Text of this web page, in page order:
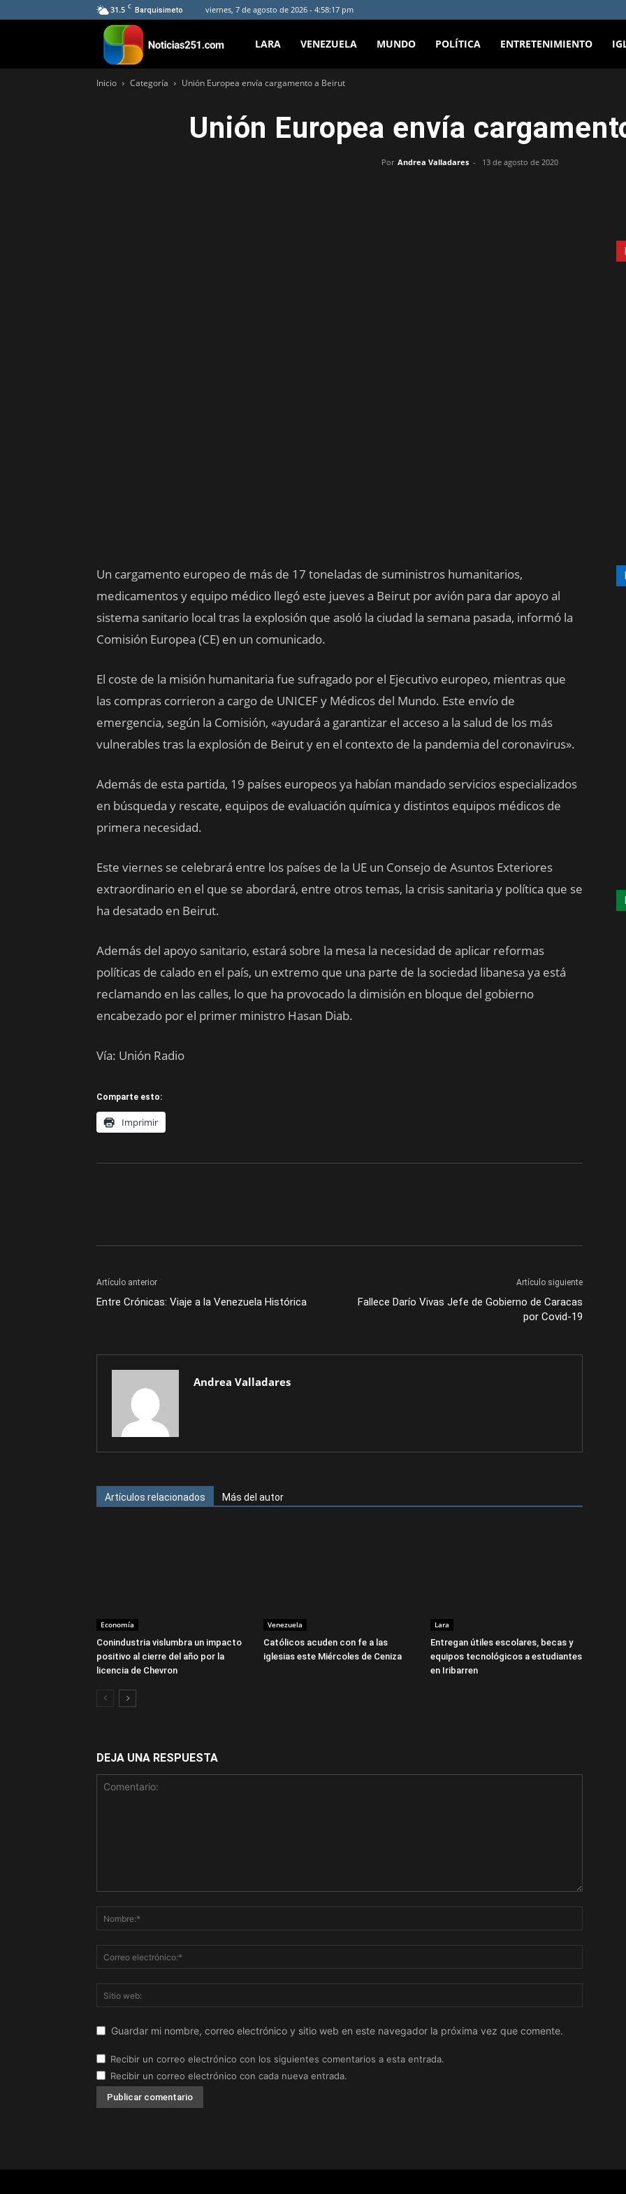
31.5 C Barquisimeto viernes, 7 de agosto de 2026 - 4:58:17 pm
Noticias251
LARA VENEZUELA MUNDO POLÍTICA ENTRETENIMIENTO
Inicio Categoría Unión Europea envía cargamento a Beirut
Unión Europea envía
Por Andrea Valladares - 13 de agosto de 2020
Un cargamento europeo de más de 17 toneladas de suministros humanitarios,
medicamentos y equipo médico llegó este jueves a Beirut por avión para dar apoyo al
sistema sanitario local tras la explosión que asoló la ciudad la semana pasada, informó la
Comisión Europea (CE) en un comunicado.
El coste de la misión humanitaria fue sufragado por el Ejecutivo europeo, mientras que
las compras corrieron a cargo de UNICEF y Médicos del Mundo. Este envío de
emergencia, según la Comisión, «ayudará a garantizar el acceso a la salud de los más
vulnerables tras la explosión de Beirut y en el contexto de la pandemia del coronavirus».
Además de esta partida, 19 países europeos ya habían mandado servicios especializados
en búsqueda y rescate, equipos de evaluación química y distintos equipos médicos de
primera necesidad.
Este viernes se celebrará entre los países de la UE un Consejo de Asuntos Exteriores
extraordinario en el que se abordará, entre otros temas, la crisis sanitaria y política que se
ha desatado en Beirut.
Además del apoyo sanitario, estará sobre la mesa la necesidad de aplicar reformas
políticas de calado en el país, un extremo que una parte de la sociedad libanesa ya está
reclamando en las calles, lo que ha provocado la dimisión en bloque del gobierno
encabezado por el primer ministro Hasan Diab.
Vía: Unión Radio
Comparte esto:
Imprimir
Artículo anterior
Entre Crónicas: Viaje a la Venezuela Histórica
Artículo siguiente
Fallece Darío Vivas Jefe de Gobierno de Caracas
por Covid-19
Andrea Valladares
Artículos relacionados Más del autor
Economía
Conindustria vislumbra un impacto
positivo al cierre del año por la
licencia de Chevron
Venezuela
Católicos acuden con fe a las
iglesias este Miércoles de Ceniza
Lara
Entregan útiles escolares, becas y
equipos tecnológicos a estudiantes
en Iribarren
DEJA UNA RESPUESTA
Guardar mi nombre, correo electrónico y sitio web en este navegador la próxima vez que comente.
Recibir un correo electrónico con los siguientes comentarios a esta entrada.
Recibir un correo electrónico con cada nueva entrada.